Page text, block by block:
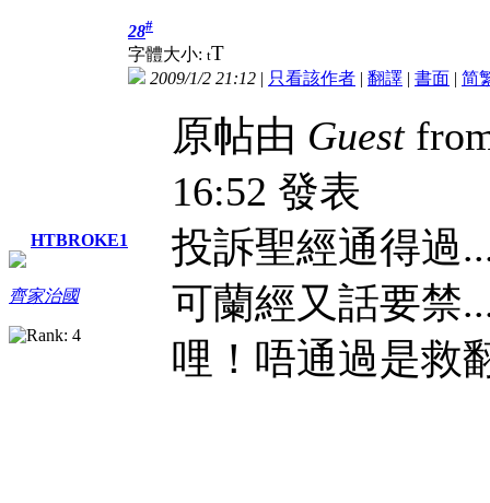
HTBROKE1
齊家治國
28#
字體大小: tT
2009/1/2 21:12 | 只看該作者 | 翻譯 | 書面 | 简
原帖由 Guest
16:52 發表
投訴聖經通得過
可蘭經又話要禁
哩！唔通過是救